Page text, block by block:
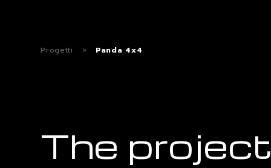
Progetti > Panda 4x4
The project